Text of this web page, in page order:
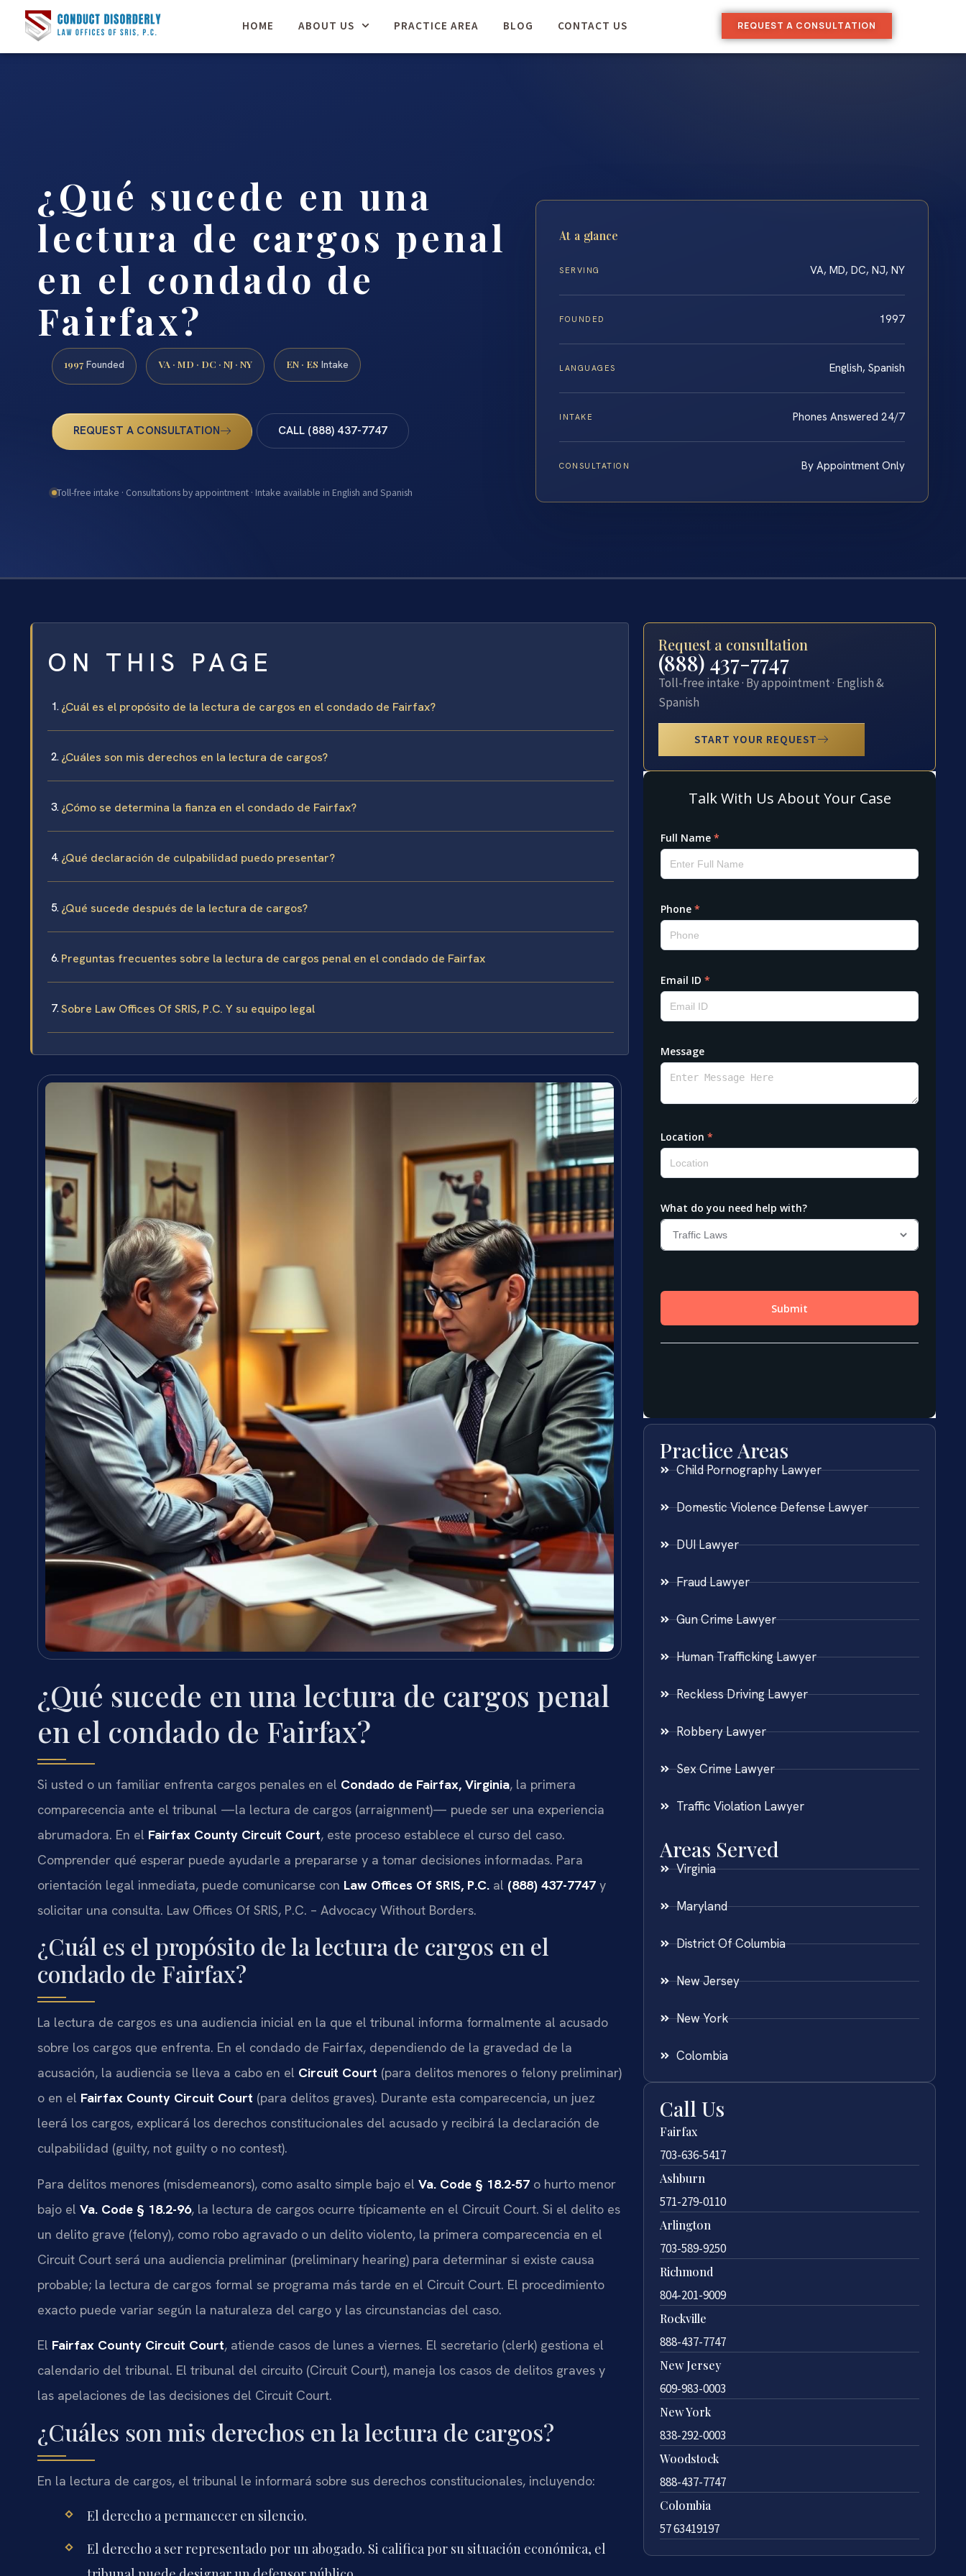
HOME ABOUT US PRACTICE AREA BLOG CONTACT US REQUEST A CONSULTATION
¿Qué sucede en una
lectura de cargos penal
en el condado de
Fairfax?
1997 Founded VA · MD · DC · NJ · NY EN · ES Intake
REQUEST A CONSULTATION CALL (888) 437-7747
Toll-free intake · Consultations by appointment · Intake available in English and Spanish
At a glance
SERVING VA, MD, DC, NJ, NY
FOUNDED 1997
LANGUAGES English, Spanish
INTAKE Phones Answered 24/7
CONSULTATION By Appointment Only
ON THIS PAGE
¿Cuál es el propósito de la lectura de cargos en el condado de Fairfax?
¿Cuáles son mis derechos en la lectura de cargos?
¿Cómo se determina la fianza en el condado de Fairfax?
¿Qué declaración de culpabilidad puedo presentar?
¿Qué sucede después de la lectura de cargos?
Preguntas frecuentes sobre la lectura de cargos penal en el condado de Fairfax
Sobre Law Offices Of SRIS, P.C. Y su equipo legal
¿Qué sucede en una lectura de cargos penal
en el condado de Fairfax?
Si usted o un familiar enfrenta cargos penales en el Condado de Fairfax, Virginia, la primera
comparecencia ante el tribunal —la lectura de cargos (arraignment)— puede ser una experiencia
abrumadora. En el Fairfax County Circuit Court, este proceso establece el curso del caso.
Comprender qué esperar puede ayudarle a prepararse y a tomar decisiones informadas. Para
orientación legal inmediata, puede comunicarse con Law Offices Of SRIS, P.C. al (888) 437-7747 y
solicitar una consulta. Law Offices Of SRIS, P.C. – Advocacy Without Borders.
¿Cuál es el propósito de la lectura de cargos en el
condado de Fairfax?
La lectura de cargos es una audiencia inicial en la que el tribunal informa formalmente al acusado
sobre los cargos que enfrenta. En el condado de Fairfax, dependiendo de la gravedad de la
acusación, la audiencia se lleva a cabo en el Circuit Court (para delitos menores o felony preliminar)
o en el Fairfax County Circuit Court (para delitos graves). Durante esta comparecencia, un juez
leerá los cargos, explicará los derechos constitucionales del acusado y recibirá la declaración de
culpabilidad (guilty, not guilty o no contest).
Para delitos menores (misdemeanors), como asalto simple bajo el Va. Code § 18.2-57 o hurto menor
bajo el Va. Code § 18.2-96, la lectura de cargos ocurre típicamente en el Circuit Court. Si el delito es
un delito grave (felony), como robo agravado o un delito violento, la primera comparecencia en el
Circuit Court será una audiencia preliminar (preliminary hearing) para determinar si existe causa
probable; la lectura de cargos formal se programa más tarde en el Circuit Court. El procedimiento
exacto puede variar según la naturaleza del cargo y las circunstancias del caso.
El Fairfax County Circuit Court, atiende casos de lunes a viernes. El secretario (clerk) gestiona el
calendario del tribunal. El tribunal del circuito (Circuit Court), maneja los casos de delitos graves y
las apelaciones de las decisiones del Circuit Court.
¿Cuáles son mis derechos en la lectura de cargos?
En la lectura de cargos, el tribunal le informará sobre sus derechos constitucionales, incluyendo:
El derecho a permanecer en silencio.
El derecho a ser representado por un abogado. Si califica por su situación económica, el
Request a consultation
(888) 437-7747
Toll-free intake · By appointment · English &
Spanish
START YOUR REQUEST
Practice Areas
Child Pornography Lawyer
Domestic Violence Defense Lawyer
DUI Lawyer
Fraud Lawyer
Gun Crime Lawyer
Human Trafficking Lawyer
Reckless Driving Lawyer
Robbery Lawyer
Sex Crime Lawyer
Traffic Violation Lawyer
Areas Served
Virginia
Maryland
District Of Columbia
New Jersey
New York
Colombia
Call Us
Fairfax
703-636-5417
Ashburn
571-279-0110
Arlington
703-589-9250
Richmond
804-201-9009
Rockville
888-437-7747
New Jersey
609-983-0003
New York
838-292-0003
Woodstock
888-437-7747
Colombia
57 63419197